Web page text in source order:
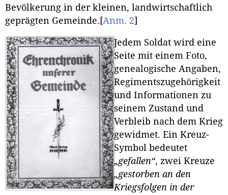
Bevölkerung in der kleinen, landwirtschaftlich
geprägten Gemeinde. [Anm. 2]
Jedem Soldat wird eine
Seite mit einem Foto,
genealogische Angaben,
Regimentszugehörigkeit
und Informationen zu
seinem Zustand und
Verbleib nach dem Krieg
gewidmet. Ein Kreuz-
Symbol bedeutet
„gefallen“, zwei Kreuze
„gestorben an den
Kriegsfolgen in der